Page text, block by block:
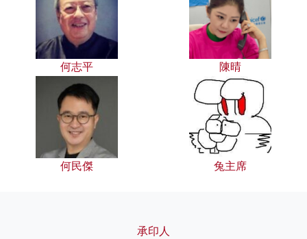
何志平 陳晴
何民傑 兔主席
承印人